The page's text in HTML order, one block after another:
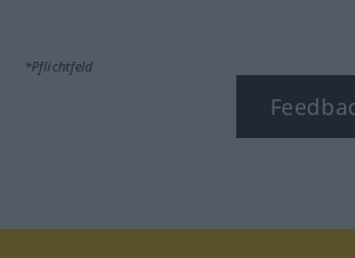
*Pflichtfeld